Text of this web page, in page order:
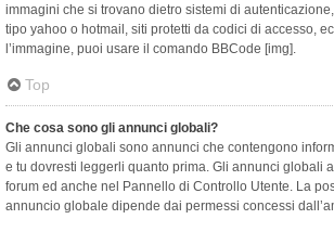
immagini che si trovano dietro sistemi di
tipo yahoo o hotmail, siti protetti da codici di accesso,
l’immagine, puoi usare il comando BBCode [img].
Top
Che cosa sono gli annunci globali?
Gli annunci globali sono annunci che contengono
e tu dovresti leggerli quanto prima. Gli annunci globali
forum ed anche nel Pannello di Controllo Utente. La
annuncio globale dipende dai permessi concessi